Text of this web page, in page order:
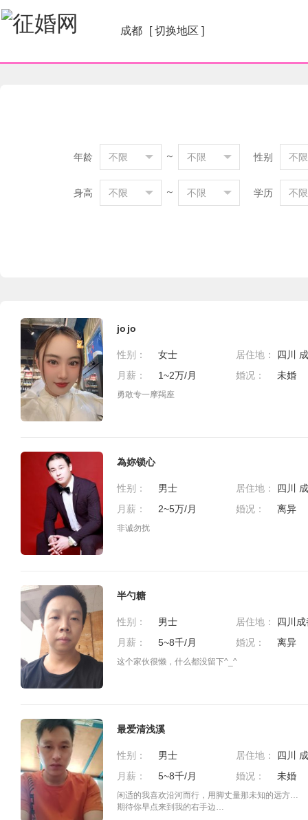
成都 [ 切换地区 ]
年龄 不限 ～ 不限 性别 不限
身高 不限 ～ 不限 学历 不限
jo jo
性别： 女士
居住地：
月薪：
1~2万/月 婚况： 未婚
勇敢专一摩羯座
為妳锁心
性别： 男士
居住地：
月薪：
2~5万/月 婚况： 离异
非诚勿扰
半勺糖
性别： 男士
居住地：
月薪：
5~8千/月 婚况： 离异
这个家伙很懒，什么都没留下^_^
最爱清浅溪
性别： 男士
居住地：
月薪：
5~8千/月 婚况： 未婚
闲适的我喜欢沿河而行，用脚丈量那未知的远方…
期待你早点来到我的右手边…